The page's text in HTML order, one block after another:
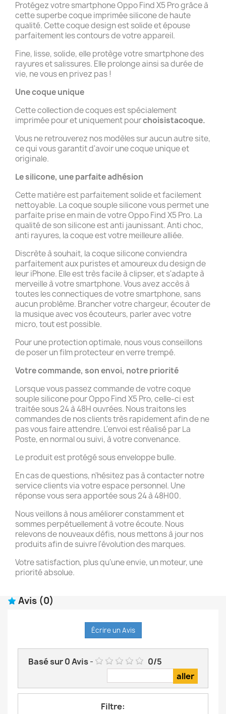
Protégez votre smartphone Oppo Find X5 Pro grâce à
cette superbe coque imprimée silicone de haute
qualité. Cette coque design est solide et épouse
parfaitement les contours de votre appareil.
Fine, lisse, solide, elle protège votre smartphone des
rayures et salissures. Elle prolonge ainsi sa durée de
vie, ne vous en privez pas !
Une coque unique
Cette collection de coques est spécialement
imprimée pour et uniquement pourchoisistacoque.
Vous ne retrouverez nos modèles sur aucun autre site,
ce qui vous garantit d'avoir une coque unique et
originale.
Le silicone, une parfaite adhésion
Cette matière est parfaitement solide et facilement
nettoyable. La coque souple silicone vous permet une
parfaite prise en main de votre Oppo Find X5 Pro. La
qualité de son silicone est anti jaunissant. Anti choc,
anti rayures, la coque est votre meilleure alliée.
Discrète à souhait, la coque silicone conviendra
parfaitement aux puristes et amoureux du design de
leur iPhone. Elle est très facile à clipser, et s'adapte à
merveille à votre smartphone. Vous avez accès à
toutes les connectiques de votre smartphone, sans
aucun problème. Brancher votre chargeur, écouter de
la musique avec vos écouteurs, parler avec votre
micro, tout est possible.
Pour une protection optimale, nous vous conseillons
de poser un film protecteur en verre trempé.
Votre commande, son envoi, notre priorité
Lorsque vous passez commande de votre coque
souple silicone pour Oppo Find X5 Pro, celle-ci est
traitée sous 24 à 48H ouvrées. Nous traitons les
commandes de nos clients très rapidement afin de ne
pas vous faire attendre. L'envoi est réalisé par La
Poste, en normal ou suivi, à votre convenance.
Le produit est protégé sous enveloppe bulle.
En cas de questions, n'hésitez pas à contacter notre
service clients via votre espace personnel. Une
réponse vous sera apportée sous 24 à 48H00.
Nous veillons à nous améliorer constamment et
sommes perpétuellement à votre écoute. Nous
relevons de nouveaux défis, nous mettons à jour nos
produits afin de suivre l'évolution des marques.
Votre satisfaction, plus qu'une envie, un moteur, une
priorité absolue.
Avis (0)
Écrire un Avis
Basé sur0Avis- 0/5
Filtre: